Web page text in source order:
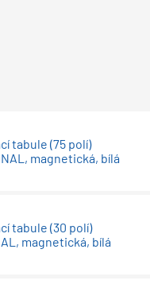
tabule (75 polí)
magnetická, bílá
tabule (30 polí)
magnetická, bílá